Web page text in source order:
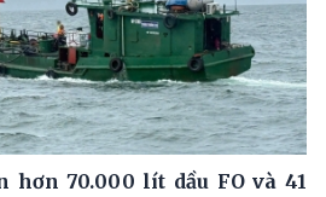
hơn 70.000 lít dầu FO và 41